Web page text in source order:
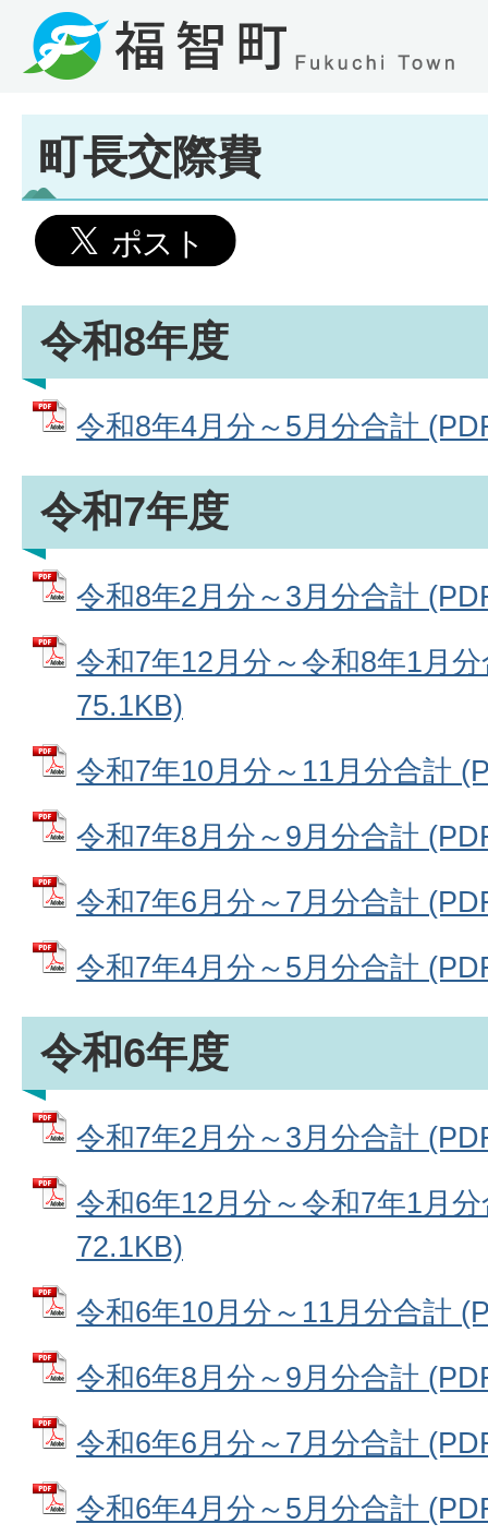
町長交際費
令和8年度
令和8年4月分～5月分合計
令和7年度
令和8年2月分～3月分合計
令和7年12月分～令和8年1月
75.1KB)
令和7年10月分～11月分合計
令和7年8月分～9月分合計
令和7年6月分～7月分合計
令和7年4月分～5月分合計
令和6年度
令和7年2月分～3月分合計
令和6年12月分～令和7年1月
72.1KB)
令和6年10月分～11月分合計
令和6年8月分～9月分合計
令和6年6月分～7月分合計
令和6年4月分～5月分合計